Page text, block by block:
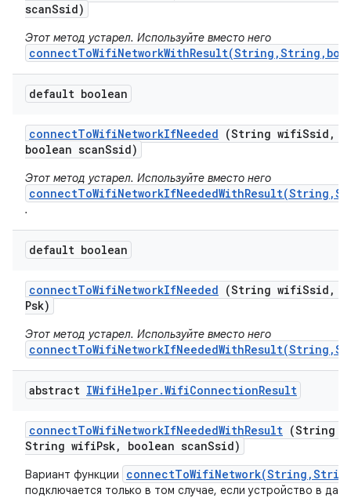
scanSsid)
Этот метод устарел. Используйте вместо него
default boolean
connectToWifiNetworkIfNeeded (String wifiSsid ,
boolean scanSsid)
Этот метод устарел. Используйте вместо него
.
default boolean
connectToWifiNetworkIfNeeded (String wifiSsid ,
Psk)
Этот метод устарел. Используйте вместо него
abstract IWifiHelper.WifiConnectionResult
connectToWifiNetworkIfNeededWithResult (String
String wifiPsk, boolean scanSsid)
Вариант функции
подключается только в том случае, если устройство в